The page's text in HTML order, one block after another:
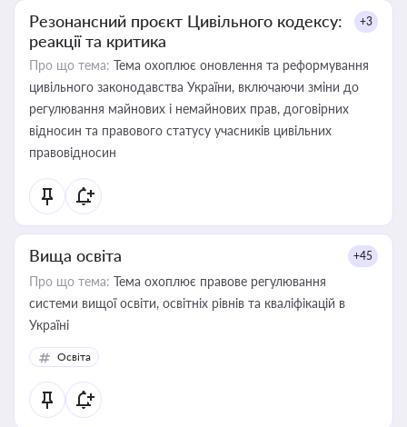
Резонансний проєкт Цивільного кодексу:
реакції та критика
+3
Про що тема: Тема охоплює оновлення та реформування
цивільного законодавства України, включаючи зміни до
регулювання майнових і немайнових прав, договірних
відносин та правового статусу учасників цивільних
правовідносин
Вища освіта +45
Про що тема: Тема охоплює правове регулювання
системи вищої освіти, освітніх рівнів та кваліфікацій в
Україні
Освіта